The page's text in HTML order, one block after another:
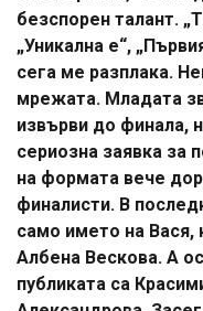
безспорен талант.
„Уникална е“,
сега ме разплака.
мрежата. Младата
извърви до финала,
сериозна заявка за
на формата вече
финалисти. В
само името на Вася,
Албена Вескова. А
публиката са